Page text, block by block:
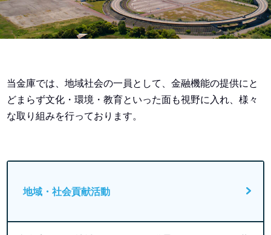
当金庫では、地域社会の一員として、金融機能の提供にと
どまらず文化・環境・教育といった面も視野に入れ、様々
な取り組みを行っております。
地域・社会貢献活動